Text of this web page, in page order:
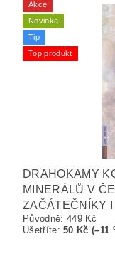
Akce
Novinka
Tip
Top produkt
DRAHOKAMY
MINERÁLŮ V
ZAČÁTEČNÍKY
Původně: 449 Kč
Ušetříte:50 Kč (–11